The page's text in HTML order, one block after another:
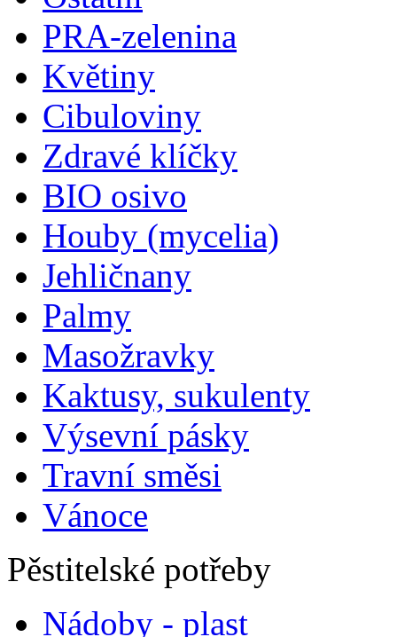
PRA-zelenina
Květiny
Cibuloviny
Zdravé klíčky
BIO osivo
Houby (mycelia)
Jehličnany
Palmy
Masožravky
Kaktusy, sukulenty
Výsevní pásky
Travní směsi
Vánoce
Pěstitelské potřeby
Nádoby - plast